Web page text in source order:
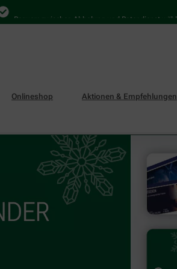
Bequem zwischen Abholung und Botendienst wählen
Onlineshop Aktionen & Empfehlungen